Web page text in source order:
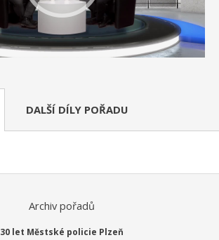
DALŠÍ DÍLY POŘADU
Archiv pořadů
30 let Městské policie Plzeň